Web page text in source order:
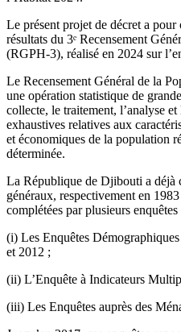
Le présent projet de décret a
résultats du 3ᵉ Recensement
(RGPH-3), réalisé en 2024 sur
Le Recensement Général de la
une opération statistique de
collecte, le traitement, l’analyse
exhaustives relatives aux
et économiques de la population
déterminée.
La République de Djibouti a déjà
généraux, respectivement en
complétées par plusieurs
(i) Les Enquêtes
et 2012 ;
(ii) L’Enquête à Indicateurs
(iii) Les Enquêtes auprès des